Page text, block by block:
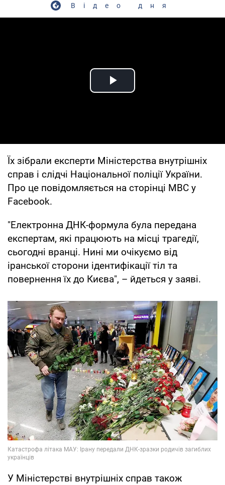
Відео дня
Play Video
Їх зібрали експерти Міністерства внутрішніх
справ і слідчі Національної поліції України.
Про це повідомляється на сторінці МВС у
Facebook.
"Електронна ДНК-формула була передана
експертам, які працюють на місці трагедії,
сьогодні вранці. Нині ми очікуємо від
іранської сторони ідентифікації тіл та
повернення їх до Києва", – йдеться у заяві.
У Міністерстві внутрішніх справ також